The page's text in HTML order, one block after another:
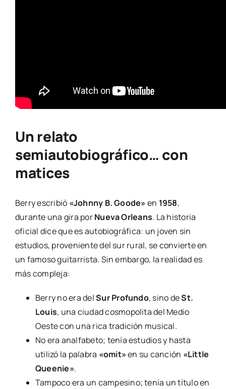
Un relato
semiautobiográfico… con
matices
Berry escribió «Johnny B. Goode» en 1958,
durante una gira porNueva Orleans. La historia
oficial dice que es autobiográfica: un joven sin
estudios, proveniente del sur rural, se convierte en
un famoso guitarrista. Sin embargo, la realidad es
más compleja:
Berry no era delSur Profundo, sino deSt.
Louis, una ciudad cosmopolita del Medio
Oeste con una rica tradición musical.
No era analfabeto; tenía estudios y hasta
utilizó la palabra «omit»en su canción «Little
Queenie».
Tampoco era un campesino; tenía un título en